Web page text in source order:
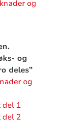
og
og
deles”
og
del 1
del 2